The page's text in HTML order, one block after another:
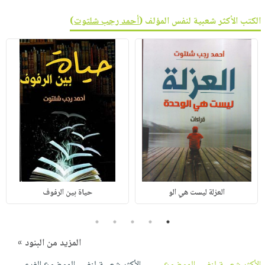
الكتب الأكثر شعبية لنفس المؤلف (أحمد رجب شلتوت)
العزلة ليست هي الو حياة بين الرفوف
1
2
3
4
5
المزيد من البنود »